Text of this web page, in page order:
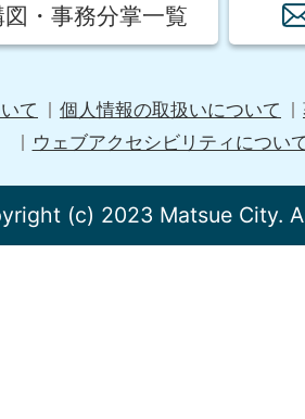
・事務分掌一覧
て 個人情報の取扱いについて
ウェブアクセシビリティについ
(c) 2023 Matsue City.